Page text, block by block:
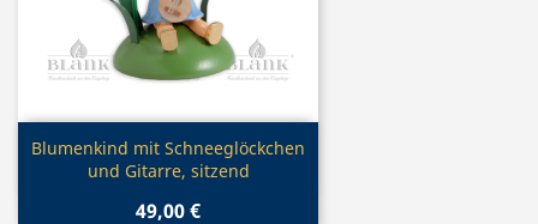
Vorschau
Blumenkind mit Schneeglöckchen
und Gitarre, sitzend
49,00 €